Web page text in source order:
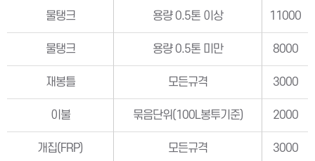
물탱크 용량 0.5톤 이상 11000
물탱크 용량 0.5톤 미만 8000
재봉틀 모든규격 3000
이불 묶음단위(100L봉투기준) 2000
개집(FRP) 모든규격 3000